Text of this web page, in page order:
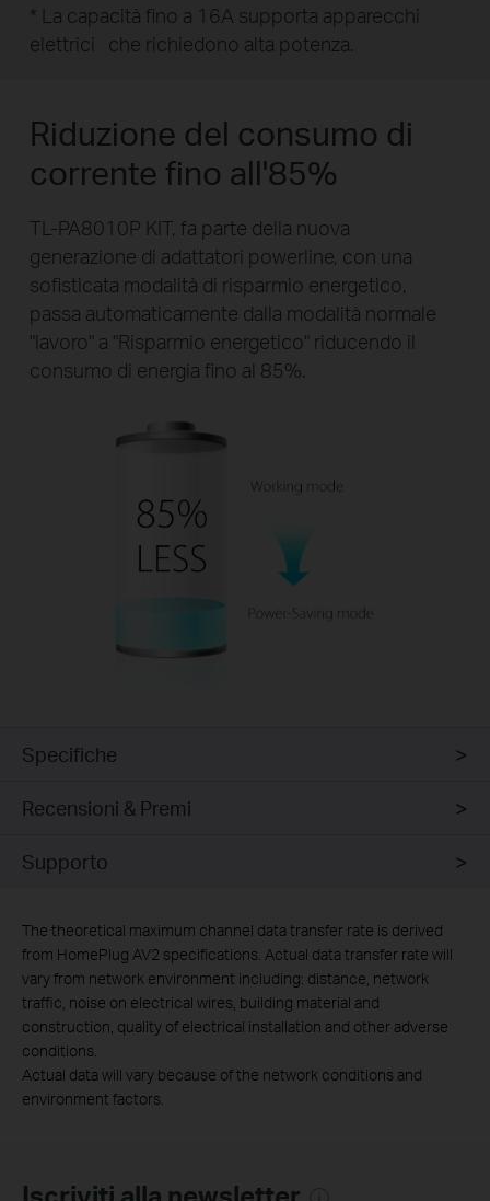
* La capacità fino a 16A supporta apparecchi
elettrici che richiedono alta potenza.
Riduzione del consumo di
corrente fino all'85%
TL-PA8010P KIT, fa parte della nuova
generazione di adattatori powerline, con una
sofisticata modalità di risparmio energetico,
passa automaticamente dalla modalità normale
"lavoro" a "Risparmio energetico" riducendo il
consumo di energia fino al 85%.
Specifiche
Recensioni & Premi
Supporto
The theoretical maximum channel data transfer rate is derived
from HomePlug AV2 specifications. Actual data transfer rate will
vary from network environment including: distance, network
traffic, noise on electrical wires, building material and
construction, quality of electrical installation and other adverse
conditions.
Actual data will vary because of the network conditions and
environment factors.